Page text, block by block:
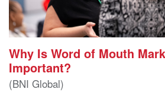
Why Is Word of Mouth
Important?
(BNI Global)